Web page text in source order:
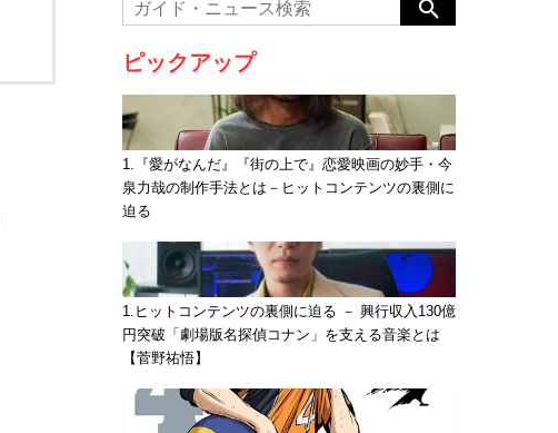
ピックアップ
1.『愛がなんだ』『街の上で』恋愛映画の妙手・今
泉力哉の制作手法とは－ヒットコンテンツの裏側に
迫る
1.ヒットコンテンツの裏側に迫る － 興行収入130億
円突破「劇場版名探偵コナン」を支える音楽とは
【菅野祐悟】